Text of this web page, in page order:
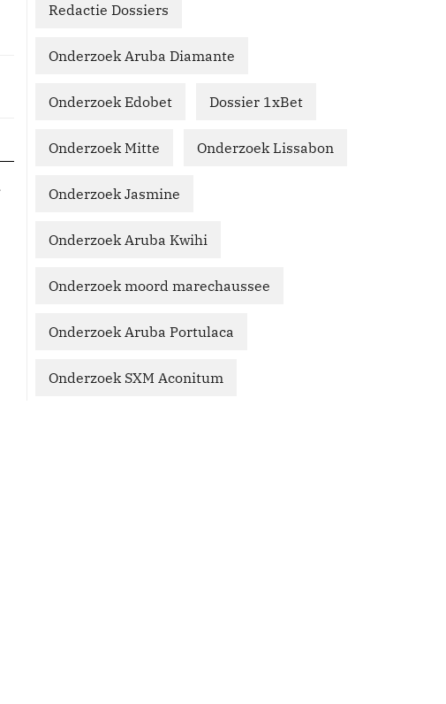
Redactie Dossiers
Onderzoek Aruba Diamante
Onderzoek Edobet Dossier 1xBet
Onderzoek Mitte Onderzoek Lissabon
Onderzoek Jasmine
Onderzoek Aruba Kwihi
Onderzoek moord marechaussee
Onderzoek Aruba Portulaca
Onderzoek SXM Aconitum